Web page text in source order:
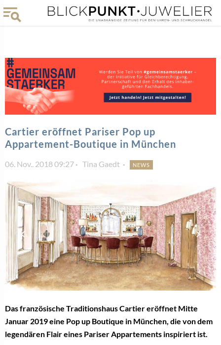
Cartier eröffnet Pariser Pop up
Appartement-Boutique in München
06. Nov.. 2018 09:27 Tina Gaedt NEWS
Das französische Traditionshaus Cartier eröffnet Mitte
Januar 2019 eine Pop up Boutique in München, die von dem
legendären Flair eines Pariser Appartements inspiriert ist.